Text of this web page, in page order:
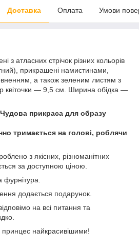
Доставка Оплата Умови
з атласних стрічок різних кольорів
прикрашені намистинами,
а також зеленим листям з
квіточки — 9,5 см. Ширина обідка —
прикраса для образу
тримається на голові, роблячи
з якісних, різноманітних
за доступною ціною.
фурнітура.
додається подарунок.
на всі питання та
найкрасивішими!